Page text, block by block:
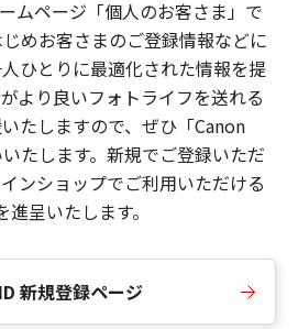
ムページ「個人のお客さま」で
めお客さまのご登録情報などに
ひとりに最適化された情報を提
より良いフォトライフを送れる
たしますので、ぜひ「Canon
たします。新規でご登録いただ
ンショップでご利用いただける
呈いたします。
新規登録ページ